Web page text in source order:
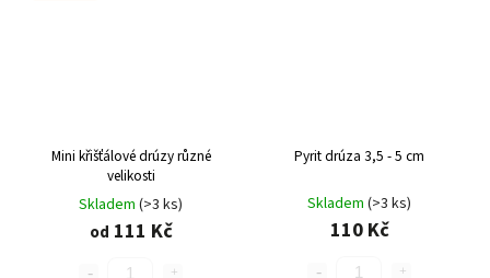
Mini křišťálové drúzyrůzné
velikosti
Skladem (>3 ks)
od 111 Kč
Pyrit drúza 3,5 - 5 cm
Skladem (>3 ks)
110 Kč